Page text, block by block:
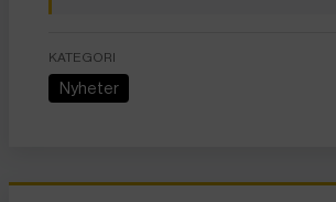
KATEGORI
Nyheter